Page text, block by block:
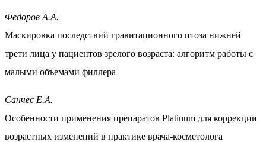
Федоров А.А.
Маскировка последствий гравитационного птоза нижней
трети лица у пациентов зрелого возраста: алгоритм работы с
малыми объемами филлера
Санчес Е.А.
Особенности применения препаратов Platinum для коррекции
возрастных изменений в практике врача-косметолога